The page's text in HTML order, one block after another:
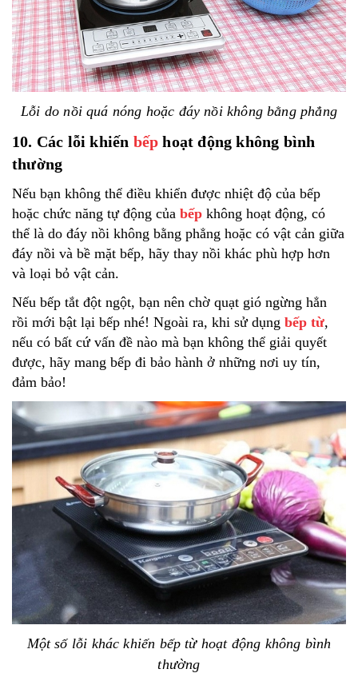
Lỗi do nồi quá nóng hoặc đáy nồi không bằng phẳng
10. Các lỗi khiến bếp hoạt động không bình
thường
Nếu bạn không thể điều khiển được nhiệt độ của bếp
hoặc chức năng tự động của bếp không hoạt động, có
thể là do đáy nồi không bằng phẳng hoặc có vật cản giữa
đáy nồi và bề mặt bếp, hãy thay nồi khác phù hợp hơn
và loại bỏ vật cản.
Nếu bếp tắt đột ngột, bạn nên chờ quạt gió ngừng hẳn
rồi mới bật lại bếp nhé! Ngoài ra, khi sử dụng bếp từ,
nếu có bất cứ vấn đề nào mà bạn không thể giải quyết
được, hãy mang bếp đi bảo hành ở những nơi uy tín,
đảm bảo!
Một số lỗi khác khiến bếp từ hoạt động không bình
thường